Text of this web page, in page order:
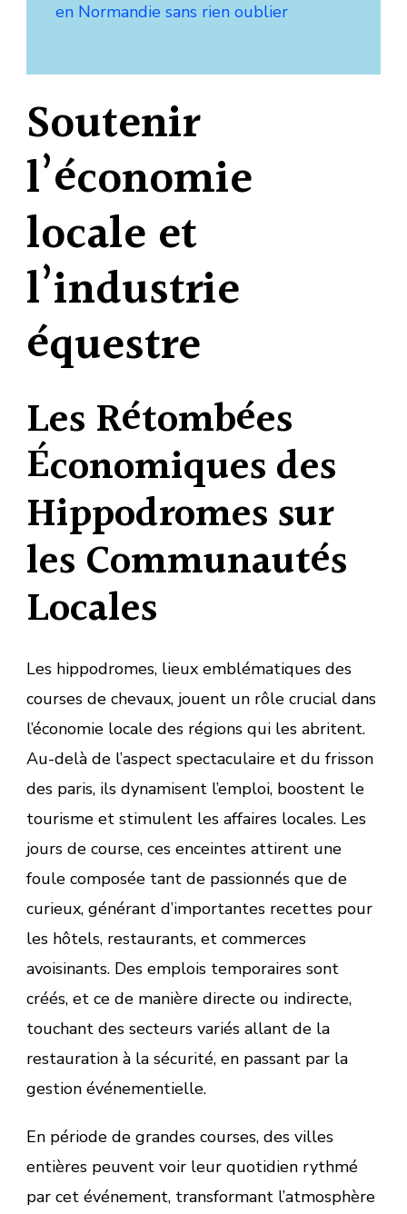
en Normandie sans rien oublier
Soutenir
l’économie
locale et
l’industrie
équestre
Les Rétombées
Économiques des
Hippodromes sur
les Communautés
Locales
Les hippodromes, lieux emblématiques des
courses de chevaux, jouent un rôle crucial dans
l’économie locale des régions qui les abritent.
Au-delà de l’aspect spectaculaire et du frisson
des paris, ils dynamisent l’emploi, boostent le
tourisme et stimulent les affaires locales. Les
jours de course, ces enceintes attirent une
foule composée tant de passionnés que de
curieux, générant d’importantes recettes pour
les hôtels, restaurants, et commerces
avoisinants. Des emplois temporaires sont
créés, et ce de manière directe ou indirecte,
touchant des secteurs variés allant de la
restauration à la sécurité, en passant par la
gestion événementielle.
En période de grandes courses, des villes
entières peuvent voir leur quotidien rythmé
par cet événement, transformant l’atmosphère